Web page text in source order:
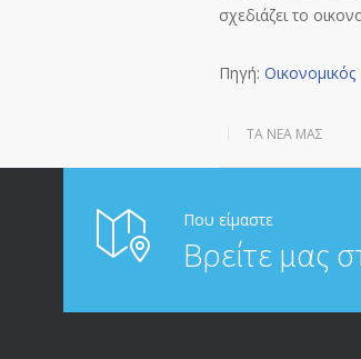
σχεδιάζει το
Πηγή:
ΤΑ ΝΈΑ ΜΑΣ
Που είμαστε
Βρείτε μας